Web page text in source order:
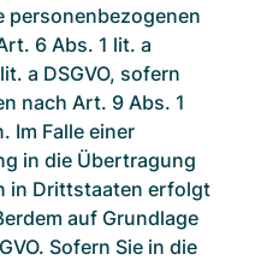
personenbezogenen
6 Abs. 1 lit. a
a DSGVO, sofern
nach Art. 9 Abs. 1
Im Falle einer
in die Übertragung
in Drittstaaten erfolgt
auf Grundlage
Sofern Sie in die